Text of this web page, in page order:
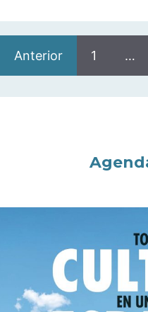
Anterior 1 …